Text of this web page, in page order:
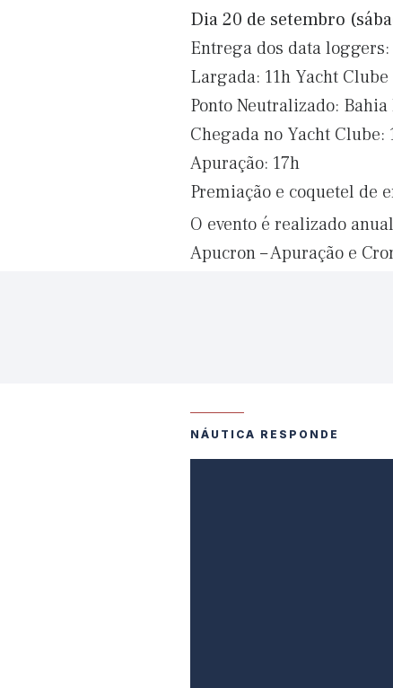
Dia 20 de setembro
Entrega dos data
Largada: 11h Yacht Clube
Ponto Neutralizado:
Chegada no Yacht Clube:
Apuração: 17h
Premiação e coquetel de
O evento é realizado
Apucron – Apuração e
NÁUTICA RESPONDE